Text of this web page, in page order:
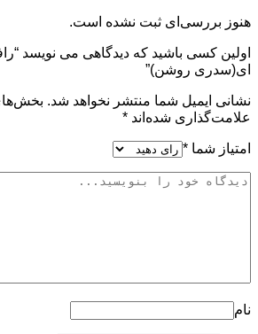
هنوز بررسی‌ای ثبت نشده است.
اولین کسی باشید که دیدگاهی می نویسد
ای(سدری روشن)”
نشانی ایمیل شما منتشر نخواهد شد.
علامت‌گذاری شده‌اند *
امتیاز شما *
نام